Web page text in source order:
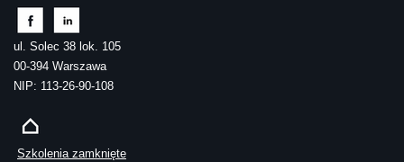
ul. Solec 38 lok. 105
00-394 Warszawa
NIP: 113-26-90-108
Szkolenia zamknięte